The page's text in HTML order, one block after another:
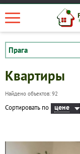
Квартиры
Найдено объектов: 92
Сортировать по цене